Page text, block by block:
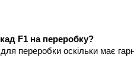
F1 на переробку?
переробки оскільки має